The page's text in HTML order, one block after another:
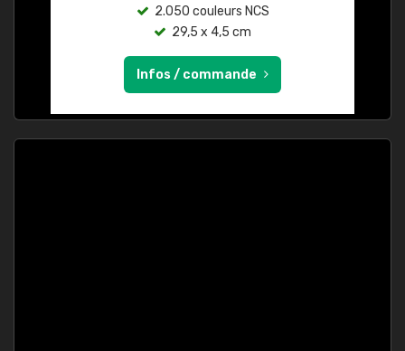
2.050 couleurs NCS
29,5 x 4,5 cm
Infos / commande